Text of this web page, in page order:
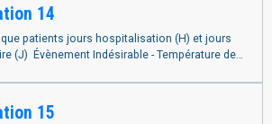
14
patients jours hospitalisation (H) et jours
(J) Évènement Indésirable - Température des
15